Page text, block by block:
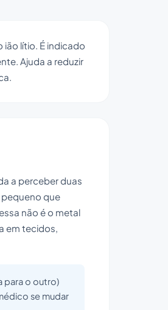
ião lítio. É indicado
Ajuda a reduzir
a perceber duas
que
não é o metal
em tecidos,
para o outro)
se mudar